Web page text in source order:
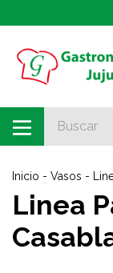
Inicio - Vasos -
Linea